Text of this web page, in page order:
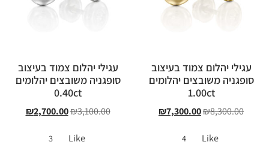
עגילי יהלום צמוד בעיצוב
סופגניה משובצים יהלומים
1.00ct
₪8,300.00
₪7,300.00
Like
4
עגילי יהלום צמוד בעיצוב
סופגניה משובצים יהלומים
0.40ct
₪3,100.00
₪2,700.00
Like
3